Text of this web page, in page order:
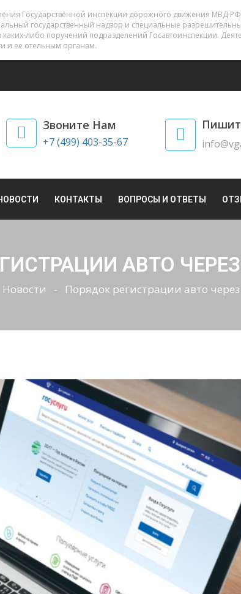
Государственной инспекции дорожного движения МВД
государственный надзор и специальные
либо поручений подразделений Госавтоинспекции.
и ее отельным органам.
Звоните Нам
+7 (499) 403-35-67
КОНТАКТЫ ВОПРОСЫ И ОТВЕТЫ
АВТО
Новости - Порядок регистрации авто через